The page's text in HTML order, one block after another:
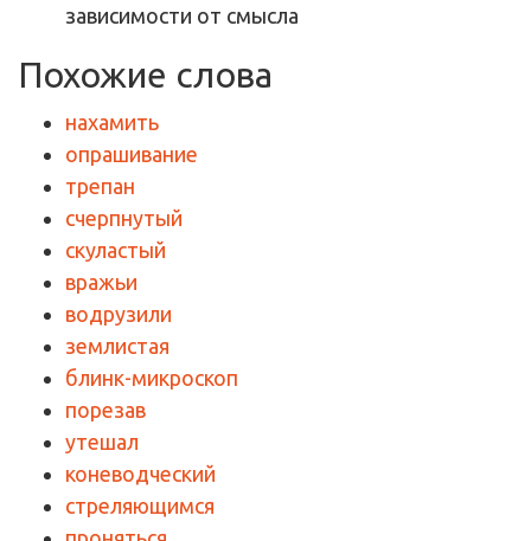
зависимости от смысла
Похожие слова
нахамить
опрашивание
трепан
счерпнутый
скуластый
вражьи
водрузили
землистая
блинк-микроскоп
порезав
утешал
коневодческий
стреляющимся